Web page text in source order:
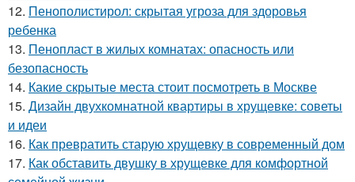
12. Пенополистирол: скрытая угроза для здоровья
ребенка
13. Пенопласт в жилых комнатах: опасность или
безопасность
14. Какие скрытые места стоит посмотреть в Москве
15. Дизайн двухкомнатной квартиры в хрущевке: советы
и идеи
16. Как превратить старую хрущевку в современный дом
17. Как обставить двушку в хрущевке для комфортной